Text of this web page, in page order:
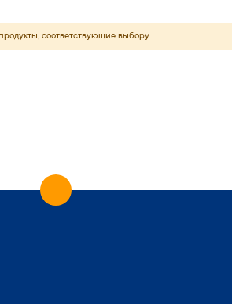
соответствующие выбору.